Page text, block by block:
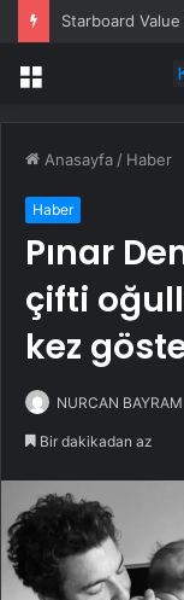
Starboard Value
Menü
Anasayfa / Haber
Haber
Pınar
çifti
kez
NURCAN BAYRAM
Bir dakikadan az